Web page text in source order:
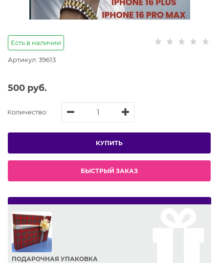
Есть в наличии
Артикул: 39613
500 руб.
Количество:
КУПИТЬ
БЫСТРЫЙ ЗАКАЗ
ПОДАРОЧНАЯ УПАКОВКА